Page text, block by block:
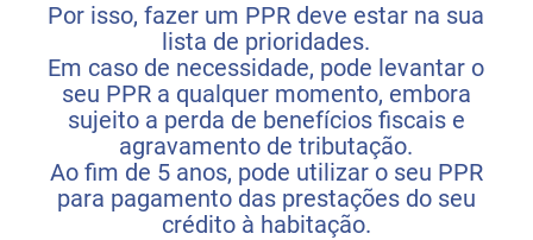
Por isso, fazer um PPR deve estar na sua
lista de prioridades.
Em caso de necessidade, pode levantar o
seu PPR a qualquer momento, embora
sujeito a perda de benefícios fiscais e
agravamento de tributação.
Ao fim de 5 anos, pode utilizar o seu PPR
para pagamento das prestações do seu
crédito à habitação.